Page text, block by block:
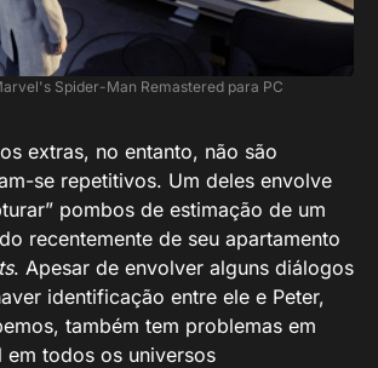
Spider-Man Remastered para PC
extras, no entanto, não são
se repetitivos. Um deles envolve
pombos de estimação de um
recentemente de seu apartamento
. Apesar de envolver alguns diálogos
identificação entre ele e Peter,
também tem problemas em
em todos os universos